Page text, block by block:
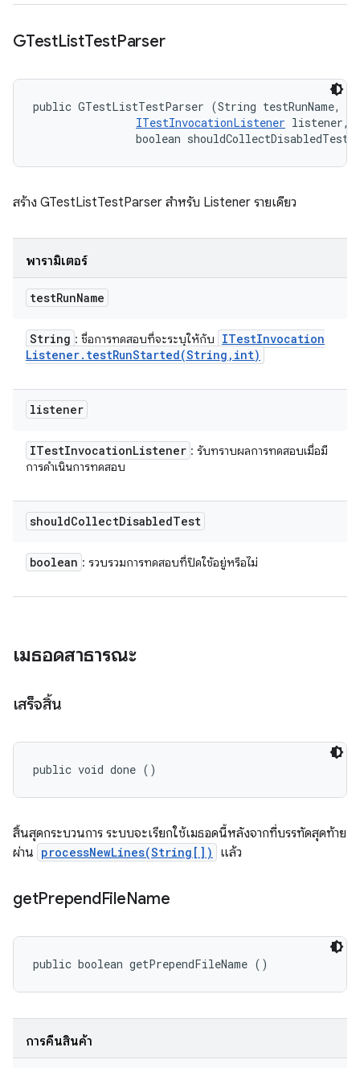
GTestListTestParser
public GTestListTestParser (String testRunName,
ITestInvocationListener listener,
                boolean shouldCollectDisabledTest)
สร้าง GTestListTestParser สำหรับ Listener รายเดียว
พารามิเตอร์
testRunName
String : ชื่อการทดสอบที่จะระบุให้กับ ITestInvocation
Listener. testRunStarted(String , int)
listener
ITestInvocationListener : รับทราบผลการทดสอบเมื่อมี
การดำเนินการทดสอบ
shouldCollectDisabledTest
boolean : รวบรวมการทดสอบที่ปิดใช้อยู่หรือไม่
เมธอดสาธารณะ
เสร็จสิ้น
public void done ()
สิ้นสุดกระบวนการ ระบบจะเรียกใช้เมธอดนี้หลังจากที่บรรทัดสุดท้าย
ผ่าน processNewLines(String[]) แล้ว
getPrependFileName
public boolean getPrependFileName ()
การคืนสินค้า